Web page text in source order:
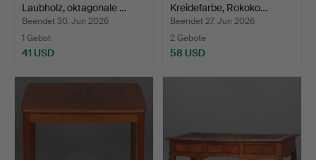
Laubholz, oktagonale …
Beendet 30. Jun 2026
1 Gebot
41 USD
Kreidefarbe, Rokoko…
Beendet 27. Jun 2026
2 Gebote
58 USD